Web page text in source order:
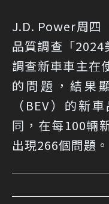
J.D. Power周四
品質調查「2024
調查新車車主在
的問題，結果
（BEV）的新
同，在每100輛
出現266個問題。